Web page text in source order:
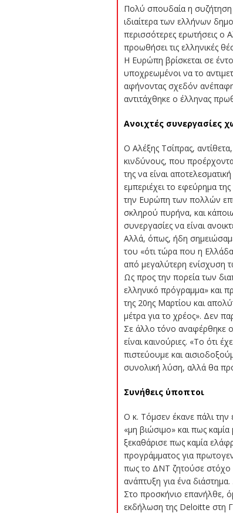
Πολύ σπουδαία η
ιδιαίτερα των ελλήνων
περισσότερες ερωτήσεις ο
προωθήσει τις ελληνικές
Η Ευρώπη βρίσκεται σε
υποχρεωμένοι να το
αφήνοντας σχεδόν ανέπαφη
αντιτάχθηκε ο έλληνας
Ανοιχτές συνεργασίες
Ο Αλέξης Τσίπρας,
κινδύνους, που
της να είναι
εμπεριέχει το εφεύρημα
την Ευρώπη των πολλών
σκληρού πυρήνα, και
συνεργασίες να είναι
Αλλά, όπως, ήδη
του «ότι τώρα που η
από μεγαλύτερη ενίσχυση
Ως προς την πορεία των
ελληνικό πρόγραμμα» και
της 20ης Μαρτίου και
μέτρα για το χρέος». Δεν
Σε άλλο τόνο αναφέρθηκε
είναι καινούριες. «Το ότι
πιστεύουμε και
συνολική λύση, αλλά θα
Συνήθεις ύποπτοι
Ο κ. Τόμσεν έκανε πάλι την
«μη βιώσιμο» και πως
ξεκαθάρισε πως καμία
προγράμματος για
πως το ΔΝΤ ζητούσε στόχο
ανάπτυξη για ένα
Στο προσκήνιο επανήλθε,
εκδήλωση της Deloitte στη